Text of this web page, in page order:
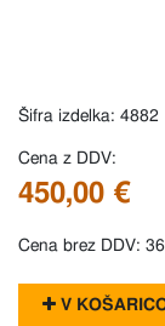
Šifra izdelka: 4882
Cena z DDV:
450,00 €
Cena brez DDV:
V